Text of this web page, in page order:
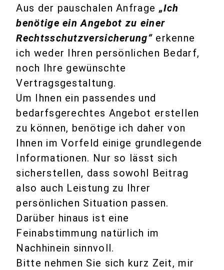
Aus der pauschalen Anfrage „Ich
benötige ein Angebot zu einer
Rechtsschutzversicherung“erkenne
ich weder Ihren persönlichen Bedarf,
noch Ihre gewünschte
Vertragsgestaltung.
Um Ihnen ein passendes und
bedarfsgerechtes Angebot erstellen
zu können, benötige ich daher von
Ihnen im Vorfeld einige grundlegende
Informationen. Nur so lässt sich
sicherstellen, dass sowohl Beitrag
also auch Leistung zu Ihrer
persönlichen Situation passen.
Darüber hinaus ist eine
Feinabstimmung natürlich im
Nachhinein sinnvoll.
Bitte nehmen Sie sich kurz Zeit, mir